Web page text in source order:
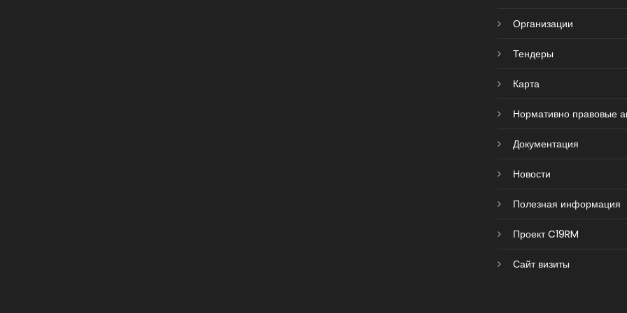
Организации
Тендеры
Карта
Нормативно правовые
Документация
Новости
Полезная информация
Проект C19RM
Сайт визиты